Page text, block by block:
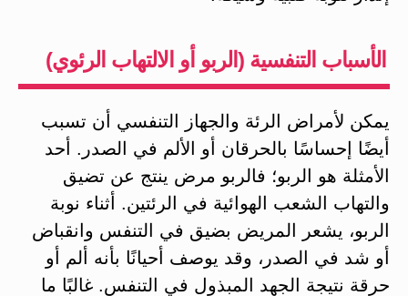
الأسباب التنفسية (الربو أو الالتهاب الرئوي)
يمكن لأمراض الرئة والجهاز التنفسي أن تسبب
أيضًا إحساسًا بالحرقان أو الألم في الصدر. أحد
الأمثلة هو الربو؛ فالربو مرض ينتج عن تضيق
والتهاب الشعب الهوائية في الرئتين. أثناء نوبة
الربو، يشعر المريض بضيق في التنفس وانقباض
أو شد في الصدر، وقد يوصف أحيانًا بأنه ألم أو
حرقة نتيجة الجهد المبذول في التنفس​. غالبًا ما